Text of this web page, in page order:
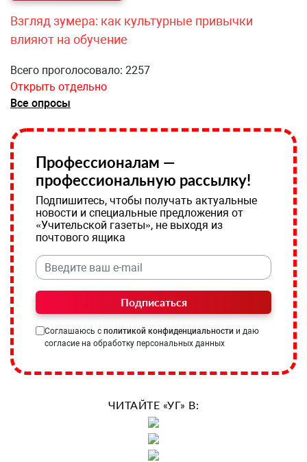
Взгляд зумера: как культурные привычки
влияют на обучение
Всего проголосовало: 2257
Открыть отдельно
Все опросы
Профессионалам —
профессиональную рассылку!
Подпишитесь, чтобы получать актуальные
новости и специальные предложения от
«Учительской газеты», не выходя из
почтового ящика
Подписаться
Соглашаюсь с политикой конфиденциальности и даю
согласие на обработку персональных данных
ЧИТАЙТЕ «УГ» В: